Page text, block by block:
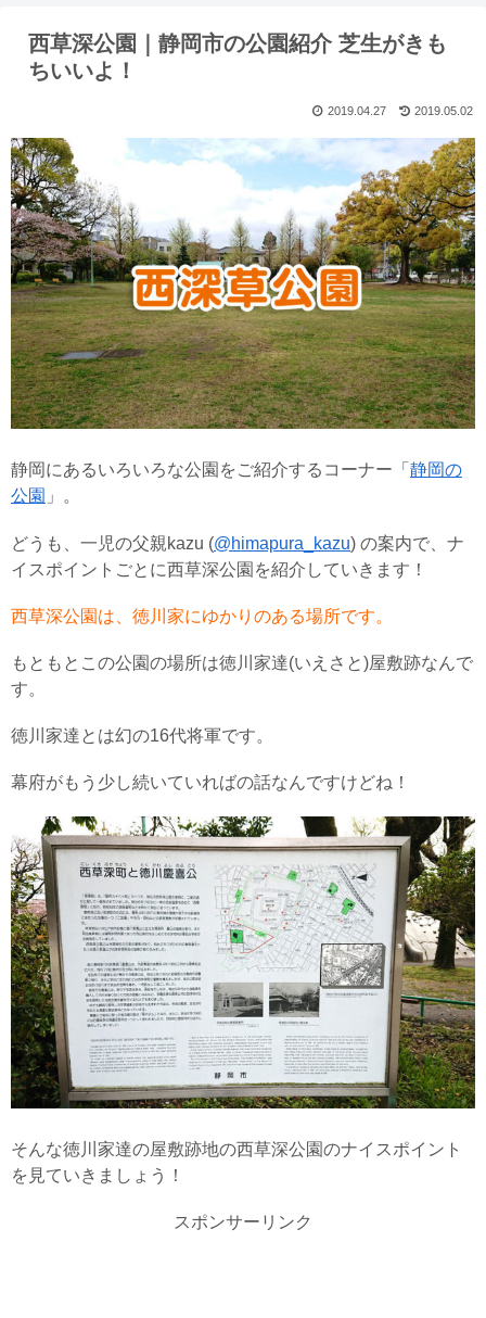
西草深公園｜静岡市の公園紹介 芝生がきも
ちいいよ！
2019.05.02
2019.04.27
静岡にあるいろいろな公園をご紹介するコーナー「 静岡の
公園 」。
どうも、一児の父親kazu (@himapura_kazu) の案内で、ナ
イスポイントごとに西草深公園を紹介していきます！
西草深公園は、徳川家にゆかりのある場所です。
もともとこの公園の場所は徳川家達(いえさと)屋敷跡なんで
す。
徳川家達とは幻の16代将軍です。
幕府がもう少し続いていればの話なんですけどね！
そんな徳川家達の屋敷跡地の西草深公園のナイスポイント
を見ていきましょう！
スポンサーリンク